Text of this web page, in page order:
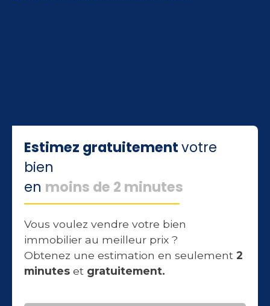
Estimez gratuitementvotre
bien
en moins de 2 minutes
Vous voulez vendre votre bien
immobilier au meilleur prix ?
Obtenez une estimation en seulement 2
minutes et gratuitement.